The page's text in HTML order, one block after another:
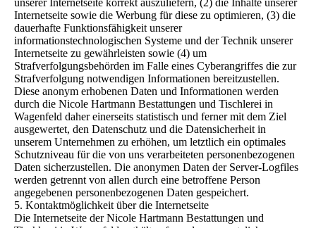
unserer Internetseite korrekt auszuliefern, (2) die Inhalte unserer
Internetseite sowie die Werbung für diese zu optimieren, (3) die
dauerhafte Funktionsfähigkeit unserer
informationstechnologischen Systeme und der Technik unserer
Internetseite zu gewährleisten sowie (4) um
Strafverfolgungsbehörden im Falle eines Cyberangriffes die zur
Strafverfolgung notwendigen Informationen bereitzustellen.
Diese anonym erhobenen Daten und Informationen werden
durch die Nicole Hartmann Bestattungen und Tischlerei in
Wagenfeld daher einerseits statistisch und ferner mit dem Ziel
ausgewertet, den Datenschutz und die Datensicherheit in
unserem Unternehmen zu erhöhen, um letztlich ein optimales
Schutzniveau für die von uns verarbeiteten personenbezogenen
Daten sicherzustellen. Die anonymen Daten der Server-Logfiles
werden getrennt von allen durch eine betroffene Person
angegebenen personenbezogenen Daten gespeichert.
5. Kontaktmöglichkeit über die Internetseite
Die Internetseite der Nicole Hartmann Bestattungen und